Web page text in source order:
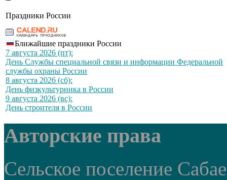
Праздники России
Ближайшие праздники России
7 августа 2026 (пт):
День Службы специальной связи и информации Федеральной
службы охраны России
8 августа 2026 (сб):
День физкультурника в России
9 августа 2026 (вс):
День строителя в России
Авторские права
Сельское поселение